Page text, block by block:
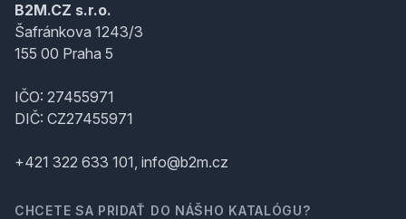
B2M.CZ s.r.o.
Šafránkova 1243/3
155 00 Praha 5
IČO: 27455971
DIČ: CZ27455971
+421 322 633 101, info@b2m.cz
CHCETE SA PRIDAŤ DO NÁŠHO KATALÓGU?